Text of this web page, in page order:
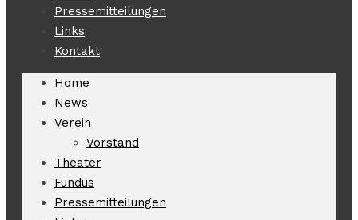
Pressemitteilungen
Links
Kontakt
Home
News
Verein
Vorstand
Theater
Fundus
Pressemitteilungen